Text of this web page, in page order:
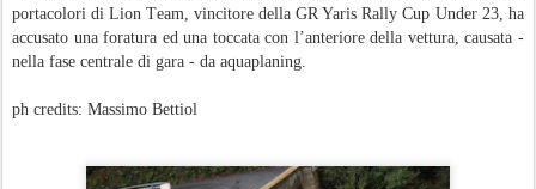
portacolori di Lion Team, vincitore della GR Yaris Rally Cup Under 23, ha
accusato una foratura ed una toccata con l’anteriore della vettura, causata -
nella fase centrale di gara - da aquaplaning.
ph credits: Massimo Bettiol